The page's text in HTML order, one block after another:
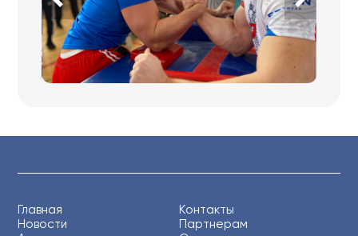
Главная
Новости
Контакты
Партнерам